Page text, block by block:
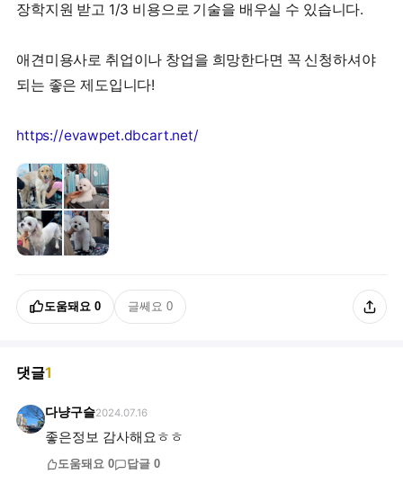
장학지원 받고 1/3 비용으로 기술을 배우실 수 있습니다.
애견미용사로 취업이나 창업을 희망한다면 꼭 신청하셔야
되는 좋은 제도입니다!
https://evawpet.dbcart.net/
도움돼요 0 글쎄요 0
댓글1
다냥구슬2024.07.16
좋은정보 감사해요ㅎㅎ
도움돼요 0 답글 0